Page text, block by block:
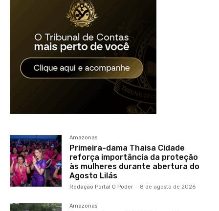
Amazonas
Primeira-dama Thaisa Cidade
reforça importância da proteção
às mulheres durante abertura do
Agosto Lilás
Redação Portal O Poder - 8 de agosto de 2026
Amazonas